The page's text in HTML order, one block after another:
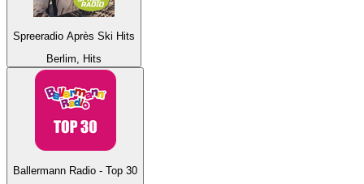
Spreeradio Après Ski Hits
Berlim, Hits
Ballermann Radio - Top 30